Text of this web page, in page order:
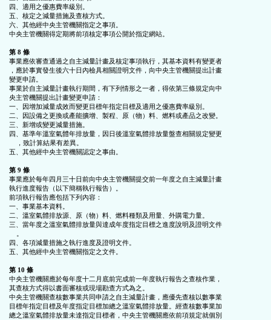
四、適用之優惠費率級別。
五、核定之減量措施及查核方式。
六、其他經中央主管機關指定之事項。
中央主管機關得定期將前項核定事項公開於指定網站。
第 8 條
事業應依審查通過之自主減量計畫及核定事項執行，其基本資料有變更者
，應於事實發生後六十日內檢具相關證明文件，向中央主管機關提出計畫
變更申請。
事業於自主減量計畫執行期間，有下列情形之一者，得依第三條規定向中
央主管機關提出計畫變更申請：
一、因增加減量成效而變更目標年指定目標及適用之優惠費率級別。
二、因設備之更換或產能擴增、製程、原（物）料、燃料或產品之改變。
三、新增或變更減量措施。
四、基準年溫室氣體年排放量，因日後溫室氣體排放量盤查相關規定變更
五、其他經中央主管機關認定之事由。
第 9 條
事業應於每年四月三十日前向中央主管機關提交前一年度之自主減量計畫
執行進度報告（以下簡稱執行報告）。
前項執行報告應包括下列內容：
一、事業基本資料。
二、溫室氣體排放源、原（物）料、燃料種類及用量、外購電力量。
三、當年度之溫室氣體排放量與達成年度指定目標之進度說明及證明文件
四、各項減量措施之執行進度及證明文件。
五、其他經中央主管機關指定之文件。
第 10 條
中央主管機關應於每年度十二月底前完成前一年度執行報告之查核作業，
其查核方式得以書面審核或現場勘查方式為之。
中央主管機關查核數事業共同申請之自主減量計畫，應優先查核以數事業
目標年指定目標及年度指定目標加總之溫室氣體排放量。經查核數事業加
總之溫室氣體排放量未達指定目標者，中央主管機關應依前項規定就個別